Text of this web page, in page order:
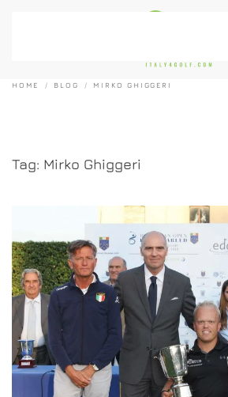
HOME BLOG MIRKO GHIGGERI
Tag: Mirko Ghiggeri